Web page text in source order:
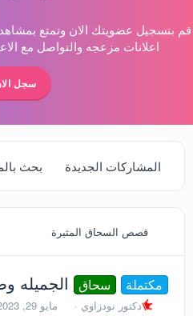
قم بتسجيل عضويتك الان وتمتع
اعلانات مزعجه والتواصل مع
سجل
المشاركات الجديدة بحث
قصص السحاق المثيرة
مكتملة سحاق الجميله
ب
دكتور نودزاوي
تمايو 29, 2023